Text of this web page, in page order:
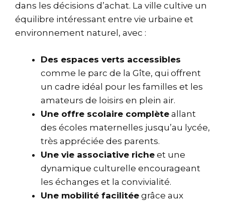
dans les décisions d’achat. La ville cultive un
équilibre intéressant entre vie urbaine et
environnement naturel, avec :
Des espaces verts accessibles
comme le parc de la Gîte, qui offrent
un cadre idéal pour les familles et les
amateurs de loisirs en plein air.
Une offre scolaire complète allant
des écoles maternelles jusqu’au lycée,
très appréciée des parents.
Une vie associative riche et une
dynamique culturelle encourageant
les échanges et la convivialité.
Une mobilité facilitée grâce aux